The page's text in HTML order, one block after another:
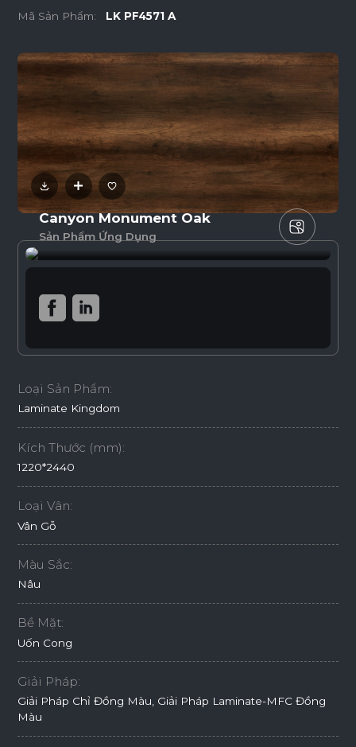
Mã Sản Phẩm: LK PF4571 A
Canyon Monument Oak
Sản Phẩm Ứng Dụng
Loại Sản Phẩm:
Laminate Kingdom
Kích Thước (mm):
1220*2440
Loại Vân:
Vân Gỗ
Màu Sắc:
Nâu
Bề Mặt:
Uốn Cong
Giải Pháp:
Giải Pháp Chỉ Đồng Màu, Giải Pháp Laminate-MFC Đồng
Màu